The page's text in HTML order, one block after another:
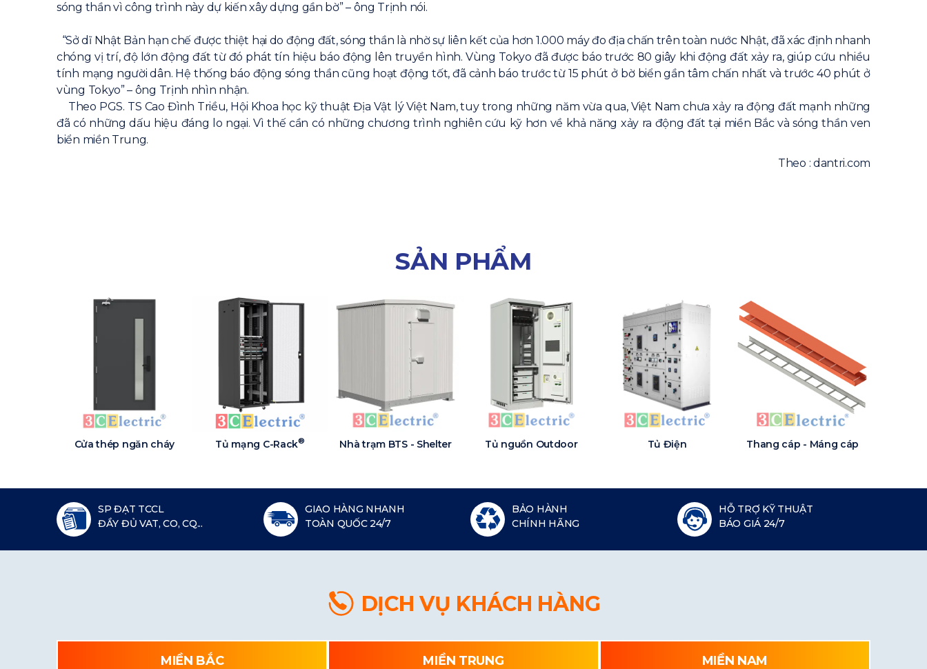
sóng thần vì công trình này dự kiến xây dựng gần bờ” – ông Trịnh nói.
“Sở dĩ Nhật Bản hạn chế được thiệt hại do động đất, sóng thần là nhờ sự liên kết của hơn 1.000 máy đo địa chấn trên toàn nước Nhật, đã xác định nhanh
chóng vị trí, độ lớn động đất từ đó phát tín hiệu báo động lên truyền hình. Vùng Tokyo đã được báo trước 80 giây khi động đất xảy ra, giúp cứu nhiều
tính mạng người dân. Hệ thống báo động sóng thần cũng hoạt động tốt, đã cảnh báo trước từ 15 phút ở bờ biển gần tâm chấn nhất và trước 40 phút ở
vùng Tokyo” – ông Trịnh nhìn nhận.
Theo PGS. TS Cao Đình Triều, Hội Khoa học kỹ thuật Địa Vật lý Việt Nam, tuy trong những năm vừa qua, Việt Nam chưa xảy ra động đất mạnh những
đã có những dấu hiệu đáng lo ngại. Vì thế cần có những chương trình nghiên cứu kỹ hơn về khả năng xảy ra động đất tại miền Bắc và sóng thần ven
biển miền Trung.
Theo : dantri.com
SẢN PHẨM
Cửa thép ngăn cháy Tủ mạng C-Rack® Nhà trạm BTS - Shelter Tủ nguồn Outdoor Tủ Điện Thang cáp - Máng cáp
SP ĐẠT TCCL
ĐẦY ĐỦ VAT, CO, CQ...
GIAO HÀNG NHANH
TOÀN QUỐC 24/7
BẢO HÀNH
CHÍNH HÃNG
HỖ TRỢ KỸ THUẬT
BÁO GIÁ 24/7
DỊCH VỤ KHÁCH HÀNG
MIỀN BẮC MIỀN TRUNG MIỀN NAM